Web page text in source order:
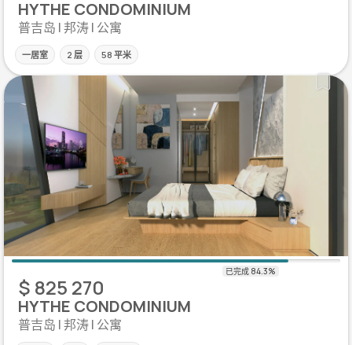
HYTHE CONDOMINIUM
普吉岛 | 邦涛 | 公寓
一居室 2 层 58 平米
$ 825 270
HYTHE CONDOMINIUM
普吉岛 | 邦涛 | 公寓